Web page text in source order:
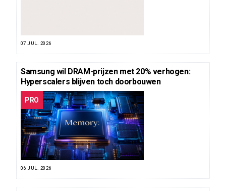
07 JUL. 2026
Samsung wil DRAM-prijzen met 20% verhogen:
Hyperscalers blijven toch doorbouwen
PRO
06 JUL. 2026